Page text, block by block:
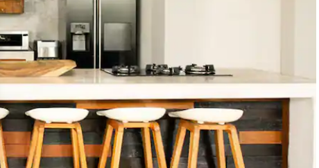
je de pijltjestoetsen omhoog en omlaag, óf door te tikken of swipen.